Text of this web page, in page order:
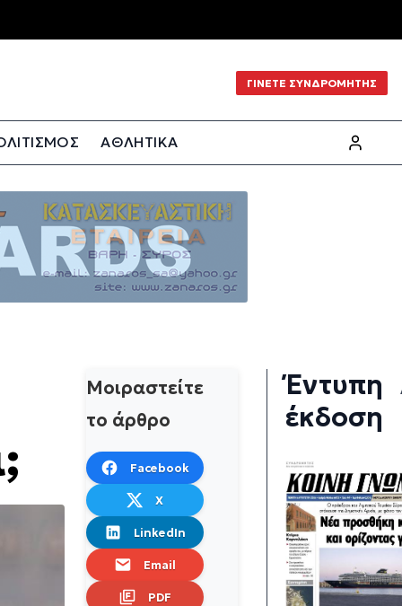
ΓΙΝΕΤΕ ΣΥΝΔΡΟΜΗΤΗΣ
ΑΘΛΗΤΙΚΑ
Μοιραστείτε
το άρθρο
Facebook
X
LinkedIn
Email
PDF
Έντυπη
έκδοση